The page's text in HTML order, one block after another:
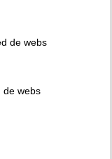
de webs
de webs